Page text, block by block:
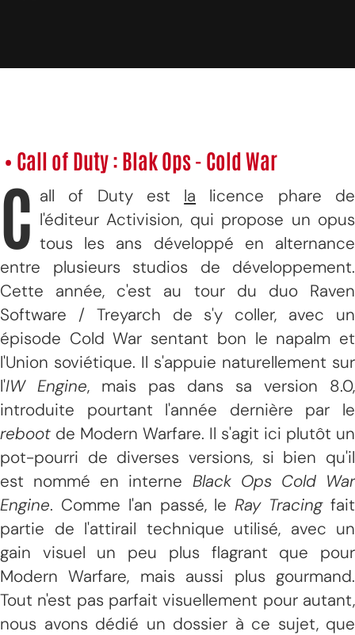
• Call of Duty : Blak Ops - Cold War
C all of Duty est la licence phare de
l'éditeur Activision, qui propose un opus
tous les ans développé en alternance
entre plusieurs studios de développement.
Cette année, c'est au tour du duo Raven
Software / Treyarch de s'y coller, avec un
épisode Cold War sentant bon le napalm et
l'Union soviétique. Il s'appuie naturellement sur
l'IW Engine, mais pas dans sa version 8.0,
introduite pourtant l'année dernière par le
reboot de Modern Warfare. Il s'agit ici plutôt un
pot-pourri de diverses versions, si bien qu'il
est nommé en interne Black Ops Cold War
Engine. Comme l'an passé, leRay Tracingfait
partie de l'attirail technique utilisé, avec un
gain visuel un peu plus flagrant que pour
Modern Warfare, mais aussi plus gourmand.
Tout n'est pas parfait visuellement pour autant,
nous avons dédié un dossier à ce sujet, que